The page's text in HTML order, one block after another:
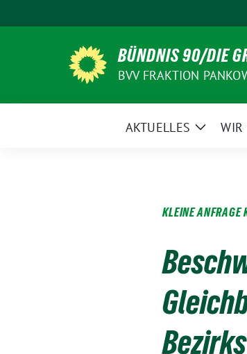
zum
BÜNDNIS 90/DIE
BVV FRAKTION
AKTUELLES
ZeigeWIR
KLEINE